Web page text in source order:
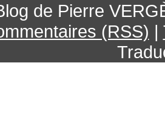
de Pierre
(RSS) |